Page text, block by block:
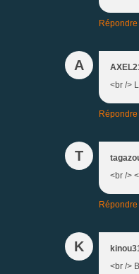
Répondre
A
<br />
Répondre
T
<br />
Répondre
K
<br />